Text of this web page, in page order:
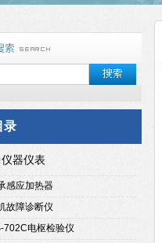
录
器仪表
感应加热器
故障诊断仪
702C电枢检验仪